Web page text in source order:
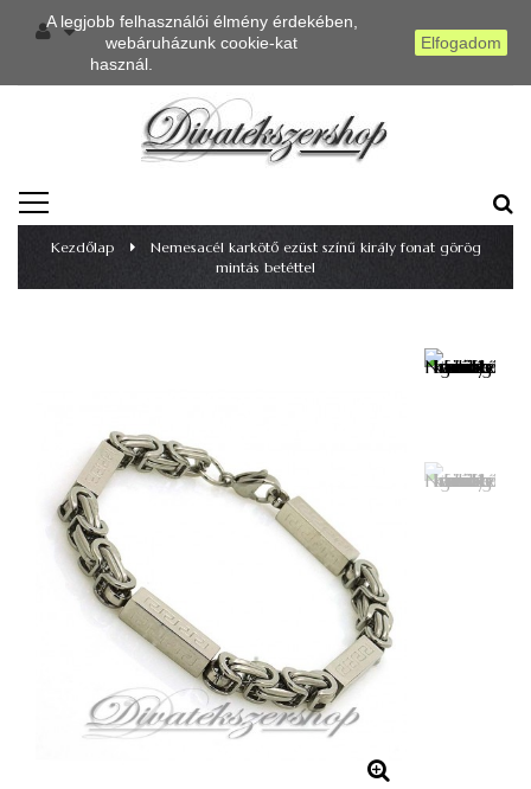
A legjobb felhasználói élmény érdekében,
webáruházunk cookie-kat
használ.
Elfogadom
TOGGLE
NAVIGATION
Kezdőlap >
Nemesacél karkötő ezüst színű király fonat görög
mintás betéttel